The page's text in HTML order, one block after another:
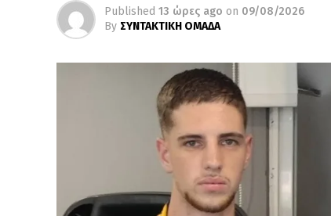
Published 13 ώρες ago on 09/08/2026
By ΣΥΝΤΑΚΤΙΚΗ ΟΜΑΔΑ